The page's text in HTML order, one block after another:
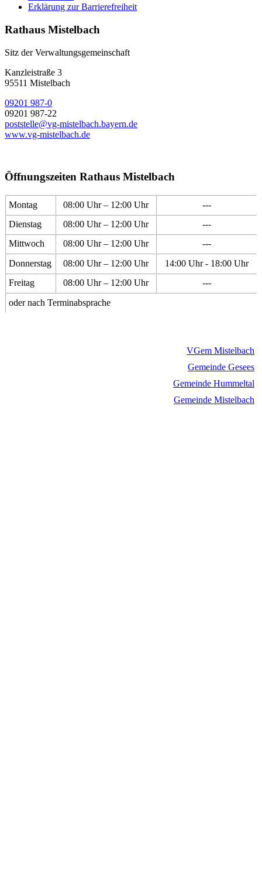
Erklärung zur Barrierefreiheit
Rathaus Mistelbach
Sitz der Verwaltungsgemeinschaft
Kanzleistraße 3
95511 Mistelbach
09201 987-0
09201 987-22
poststelle@vg-mistelbach.bayern.de
www.vg-mistelbach.de
Öffnungszeiten Rathaus Mistelbach
Montag 08:00 Uhr – 12:00 Uhr
---
Dienstag
08:00 Uhr – 12:00 Uhr
---
Mittwoch
08:00 Uhr – 12:00 Uhr
---
Donnerstag
08:00 Uhr – 12:00 Uhr
14:00 Uhr - 18:00 Uhr
Freitag
08:00 Uhr – 12:00 Uhr
---
oder nach Terminabsprache
VGem Mistelbach
Gemeinde Gesees
Gemeinde Hummeltal
Gemeinde Mistelbach